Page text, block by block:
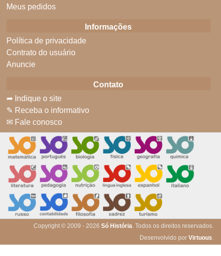
Meus pedidos
Informações
Política de privacidade
Contrato do usuário
Anuncie
Contato
➦ Indique o site
✎ Receba o informativo
✉ Fale conosco
Copyright © 2009 - 2026 Só História. Todos os direitos reservados.
Desenvolvido por Virtuous.